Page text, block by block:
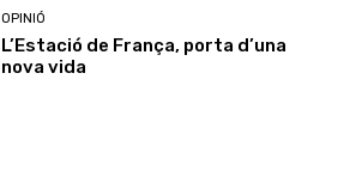
OPINIÓ
L’Estació de França, porta d’una
nova vida